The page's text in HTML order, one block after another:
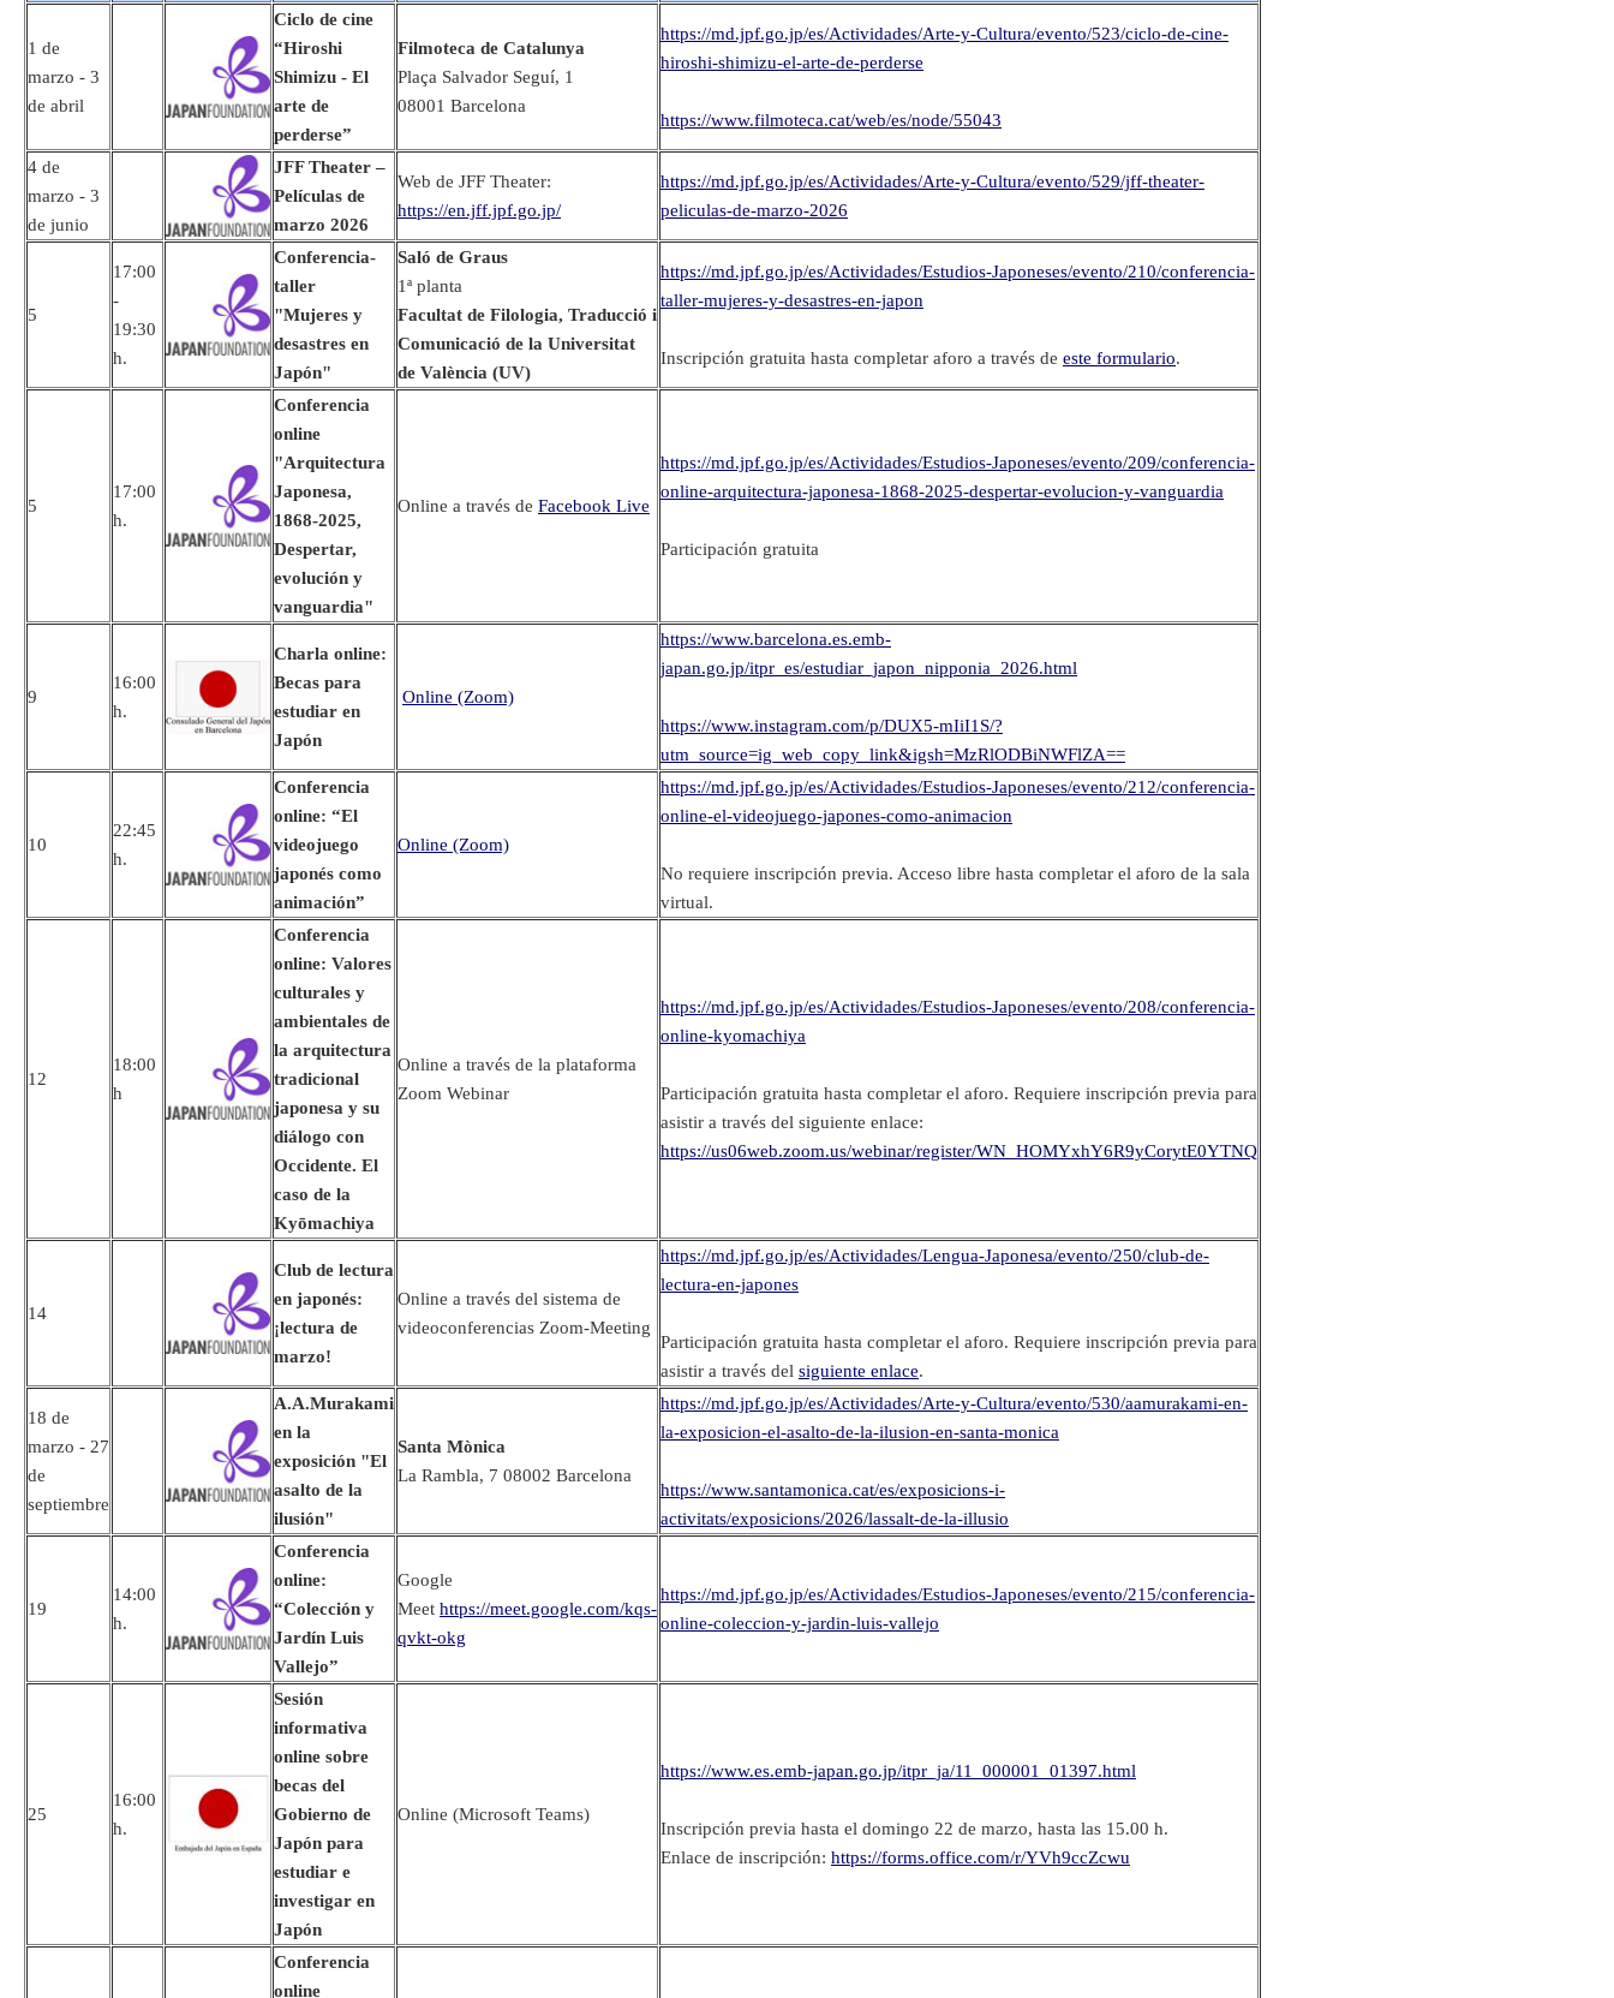
1 de
marzo - 3
de abril
Ciclo de cine
“Hiroshi
Shimizu - El
arte de
perderse”
Filmoteca de Catalunya
Plaça Salvador Seguí, 1
08001 Barcelona
https://md.jpf.go.jp/es/Actividades/Arte-y-Cultura/evento/523/ciclo-de-cine-
hiroshi-shimizu-el-arte-de-perderse
https://www.filmoteca.cat/web/es/node/55043
4 de
marzo - 3
de junio
JFF Theater –
Películas de
marzo 2026
Web de JFF Theater:
https://en.jff.jpf.go.jp/
https://md.jpf.go.jp/es/Actividades/Arte-y-Cultura/evento/529/jff-theater-
peliculas-de-marzo-2026
5
17:00
-
19:30
h.
Conferencia-
taller
"Mujeres y
desastres en
Japón"
Saló de Graus
1ª planta
Facultat de Filologia, Traducció i
Comunicació de la Universitat
de València (UV)
https://md.jpf.go.jp/es/Actividades/Estudios-Japoneses/evento/210/conferencia-
taller-mujeres-y-desastres-en-japon
Inscripción gratuita hasta completar aforo a través de este formulario.
5
17:00
h.
Conferencia
online
"Arquitectura
Japonesa,
1868-2025,
Despertar,
evolución y
vanguardia"
Online a través de Facebook Live
https://md.jpf.go.jp/es/Actividades/Estudios-Japoneses/evento/209/conferencia-
online-arquitectura-japonesa-1868-2025-despertar-evolucion-y-vanguardia
Participación gratuita
9
16:00
h.
Charla online:
Becas para
estudiar en
Japón
Online (Zoom)
https://www.barcelona.es.emb-
japan.go.jp/itpr_es/estudiar_japon_nipponia_2026.html
https://www.instagram.com/p/DUX5-mIiI1S/?
utm_source=ig_web_copy_link&igsh=MzRlODBiNWFlZA==
10
22:45
h.
Conferencia
online: “El
videojuego
japonés como
animación”
Online (Zoom)
https://md.jpf.go.jp/es/Actividades/Estudios-Japoneses/evento/212/conferencia-
online-el-videojuego-japones-como-animacion
No requiere inscripción previa. Acceso libre hasta completar el aforo de la sala
virtual.
12
18:00
h
Conferencia
online: Valores
culturales y
ambientales de
la arquitectura
tradicional
japonesa y su
diálogo con
Occidente. El
caso de la
Kyōmachiya
Online a través de la plataforma
Zoom Webinar
https://md.jpf.go.jp/es/Actividades/Estudios-Japoneses/evento/208/conferencia-
online-kyomachiya
Participación gratuita hasta completar el aforo. Requiere inscripción previa para
asistir a través del siguiente enlace:
https://us06web.zoom.us/webinar/register/WN_HOMYxhY6R9yCorytE0YTNQ
14
Club de lectura
en japonés:
¡lectura de
marzo!
Online a través del sistema de
videoconferencias Zoom-Meeting
https://md.jpf.go.jp/es/Actividades/Lengua-Japonesa/evento/250/club-de-
lectura-en-japones
Participación gratuita hasta completar el aforo. Requiere inscripción previa para
asistir a través del siguiente enlace.
18 de
marzo - 27
de
septiembre
A.A.Murakami
en la
exposición "El
asalto de la
ilusión"
Santa Mònica
La Rambla, 7 08002 Barcelona
https://md.jpf.go.jp/es/Actividades/Arte-y-Cultura/evento/530/aamurakami-en-
la-exposicion-el-asalto-de-la-ilusion-en-santa-monica
https://www.santamonica.cat/es/exposicions-i-
activitats/exposicions/2026/lassalt-de-la-illusio
19
14:00
h.
Conferencia
online:
“Colección y
Jardín Luis
Vallejo”
Google
Meet https://meet.google.com/kqs-
qvkt-okg
https://md.jpf.go.jp/es/Actividades/Estudios-Japoneses/evento/215/conferencia-
online-coleccion-y-jardin-luis-vallejo
25
16:00
h.
Sesión
informativa
online sobre
becas del
Gobierno de
Japón para
estudiar e
investigar en
Japón
Online (Microsoft Teams)
https://www.es.emb-japan.go.jp/itpr_ja/11_000001_01397.html
Inscripción previa hasta el domingo 22 de marzo, hasta las 15.00 h.
Enlace de inscripción: https://forms.office.com/r/YVh9ccZcwu
Conferencia
online